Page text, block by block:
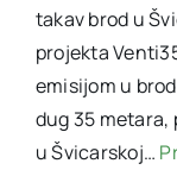
takav brod u
projekta
emisijom u
dug 35 metara,
u Švicarskoj…